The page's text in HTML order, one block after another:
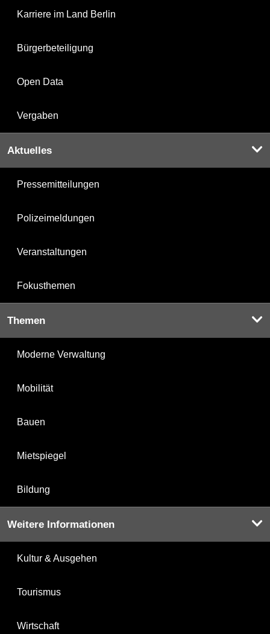
Karriere im Land Berlin
Bürgerbeteiligung
Open Data
Vergaben
Aktuelles
Pressemitteilungen
Polizeimeldungen
Veranstaltungen
Fokusthemen
Themen
Moderne Verwaltung
Mobilität
Bauen
Mietspiegel
Bildung
Weitere Informationen
Kultur & Ausgehen
Tourismus
Wirtschaft